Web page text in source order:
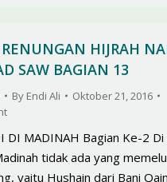
RENUNGAN HIJRAH
SAW BAGIAN 13
By Endi Ali
Oktober 21, 2016
DI MADINAH Bagian Ke-2
tidak ada yang
yaitu Hushain dari Bani